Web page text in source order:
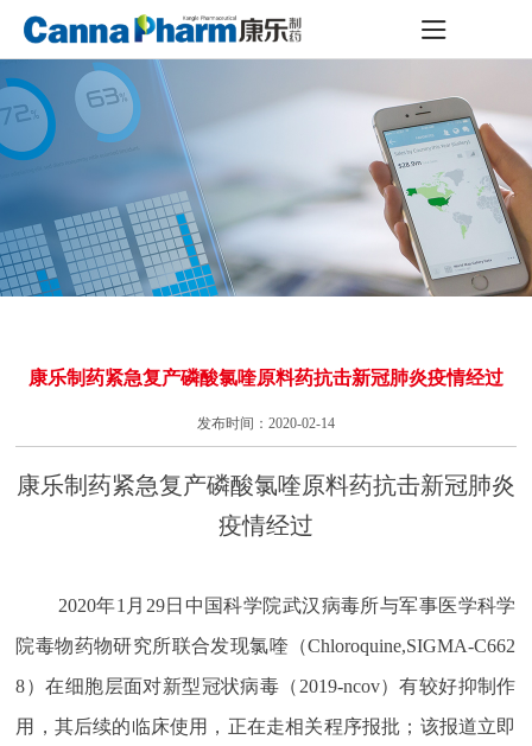
康乐制药紧急复产磷酸氯喹原料药抗击新冠肺炎疫情经过
发布时间：2020-02-14
康乐制药紧急复产磷酸氯喹原料药抗击新冠肺炎
疫情经过
2020年1月29日中国科学院武汉病毒所与军事医学科学
院毒物药物研究所联合发现氯喹（Chloroquine,SIGMA-C662
8）在细胞层面对新型冠状病毒（2019-ncov）有较好抑制作
用，其后续的临床使用，正在走相关程序报批；该报道立即